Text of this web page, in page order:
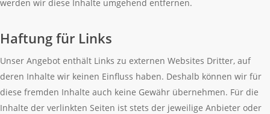
werden wir diese Inhalte umgehend entfernen.
Haftung für Links
Unser Angebot enthält Links zu externen Websites Dritter, auf
deren Inhalte wir keinen Einfluss haben. Deshalb können wir für
diese fremden Inhalte auch keine Gewähr übernehmen. Für die
Inhalte der verlinkten Seiten ist stets der jeweilige Anbieter oder